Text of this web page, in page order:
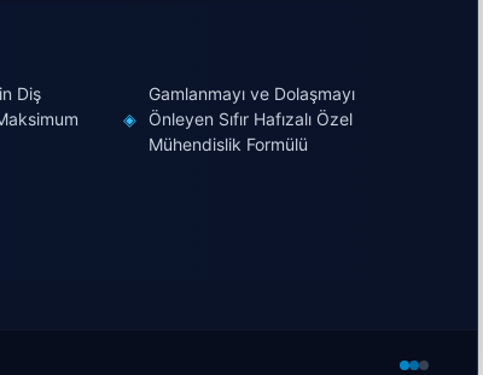
Diş
◈
Gamlanmayı ve Dolaşmayı
Önleyen Sıfır Hafızalı Özel
Mühendislik Formülü